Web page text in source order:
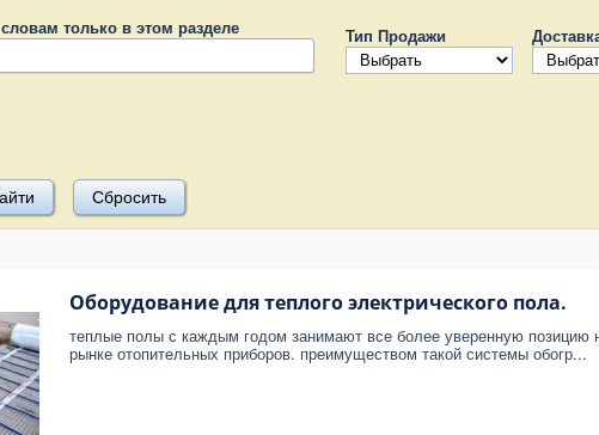
только в этом разделе Тип Продажи
Оборудование для теплого электрического пола.
теплые полы с каждым годом занимают все более уверенную позицию
рынке отопительных приборов. преимуществом такой системы обогр...